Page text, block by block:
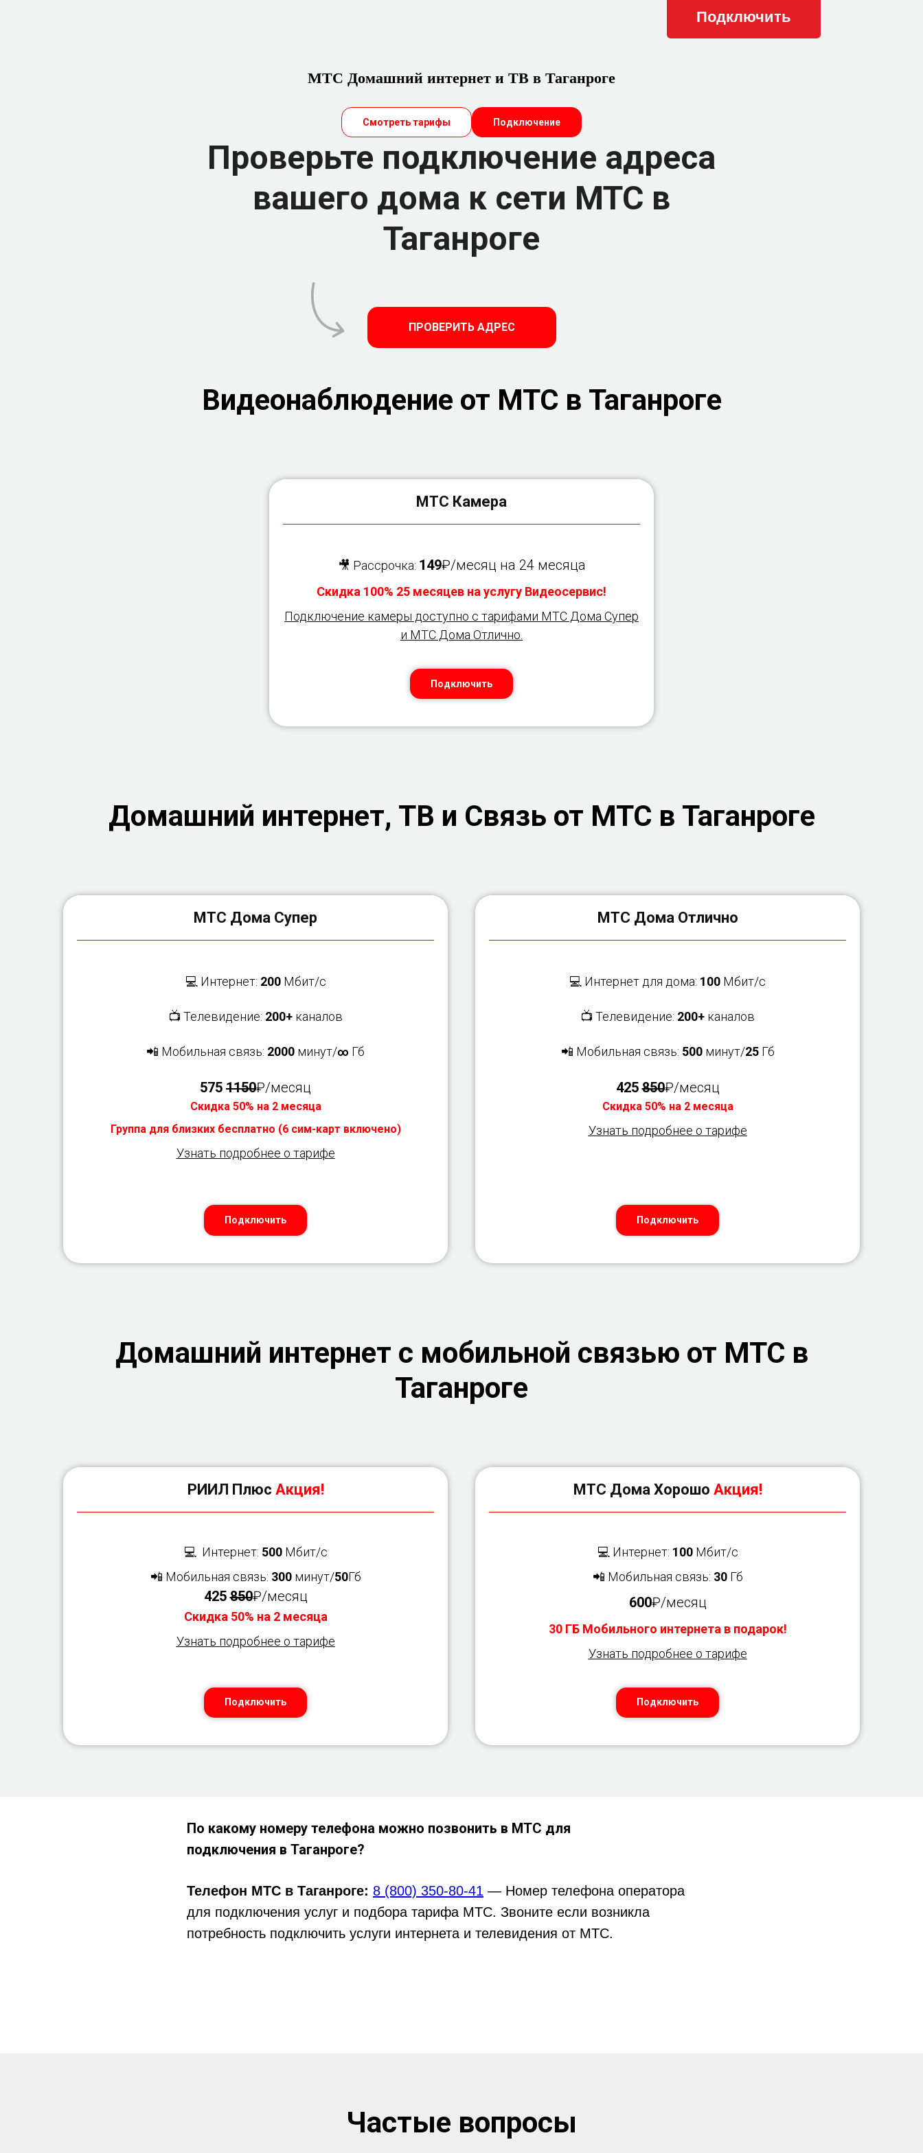
МТС Домашний интернет и ТВ в Таганроге
Смотреть тарифы Подключение
Проверьте подключение адреса
вашего дома к сети МТС в
Таганроге
ПРОВЕРИТЬ АДРЕС
Видеонаблюдение от МТС в Таганроге
МТС Камера
🎥 Рассрочка: 149₽/месяц на 24 месяца
Скидка 100% 25 месяцев на услугу Видеосервис!
Подключение камеры доступно с тарифами МТС Дома Супер
и МТС Дома Отлично.
Подключить
Домашний интернет, ТВ и Связь от МТС в Таганроге
МТС Дома Супер
💻 Интернет: 200Мбит/с
📺 Телевидение: 200+ каналов
📲 Мобильная связь: 2000 минут/∞ Гб
575 1150₽/месяц
Скидка 50% на 2 месяца
Группа для близких бесплатно (6 сим-карт включено)
Узнать подробнее о тарифе
Подключить
МТС Дома Отлично
💻 Интернет для дома: 100 Мбит/с
📺 Телевидение: 200+ каналов
📲 Мобильная связь: 500минут/25Гб
425850₽/месяц
Скидка 50% на 2 месяца
Узнать подробнее о тарифе
Подключить
Домашний интернет с мобильной связью от МТС в
Таганроге
РИИЛ Плюс Акция!
💻 Интернет: 500 Мбит/с
📲 Мобильная связь: 300 минут/50Гб
425850₽/месяц
Скидка 50% на 2 месяца
Узнать подробнее о тарифе
Подключить
МТС Дома Хорошо Акция!
💻 Интернет: 100 Мбит/с
📲 Мобильная связь: 30Гб
600₽/месяц
30 ГБ Мобильного интернета в подарок!
Узнать подробнее о тарифе
Подключить
Телефон МТС в Таганроге: 8 (800) 350-80-41 — Номер телефона оператора
для подключения услуг и подбора тарифа МТС. Звоните если возникла
потребность подключить услуги интернета и телевидения от МТС.
По какому номеру телефона можно позвонить в МТС для
подключения в Таганроге?
Частые вопросы